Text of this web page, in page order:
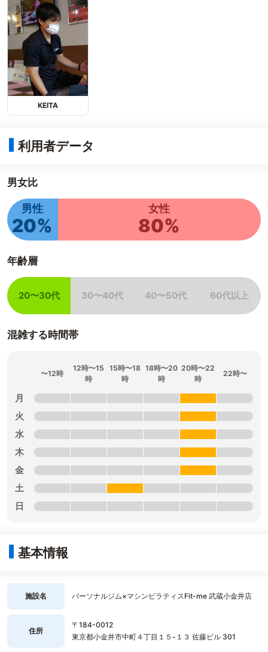
KEITA
利用者データ
男女比
男性
20%
女性
80%
年齢層
20〜30代
該当
30〜40代
40〜50代
60代以上
混雑する時間帯
〜12時
12時〜15
時
15時〜18
時
18時〜20
時
20時〜22
時
22時〜
月
火
水
木
金
土
日
基本情報
施設名 パーソナルジム×マシンピラティスFit-me 武蔵小金井店
住所
〒184-0012
東京都小金井市中町４丁目１５-１３ 佐藤ビル 301